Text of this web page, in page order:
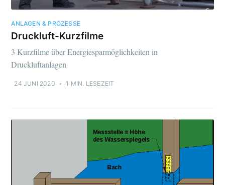
ANLAGEN & PROZESSE
Druckluft-Kurzfilme
3 Kurzfilme über Energiesparmöglichkeiten in
Druckluftanlagen
24 JUNI 2020 • 1 MIN. LESEZEIT